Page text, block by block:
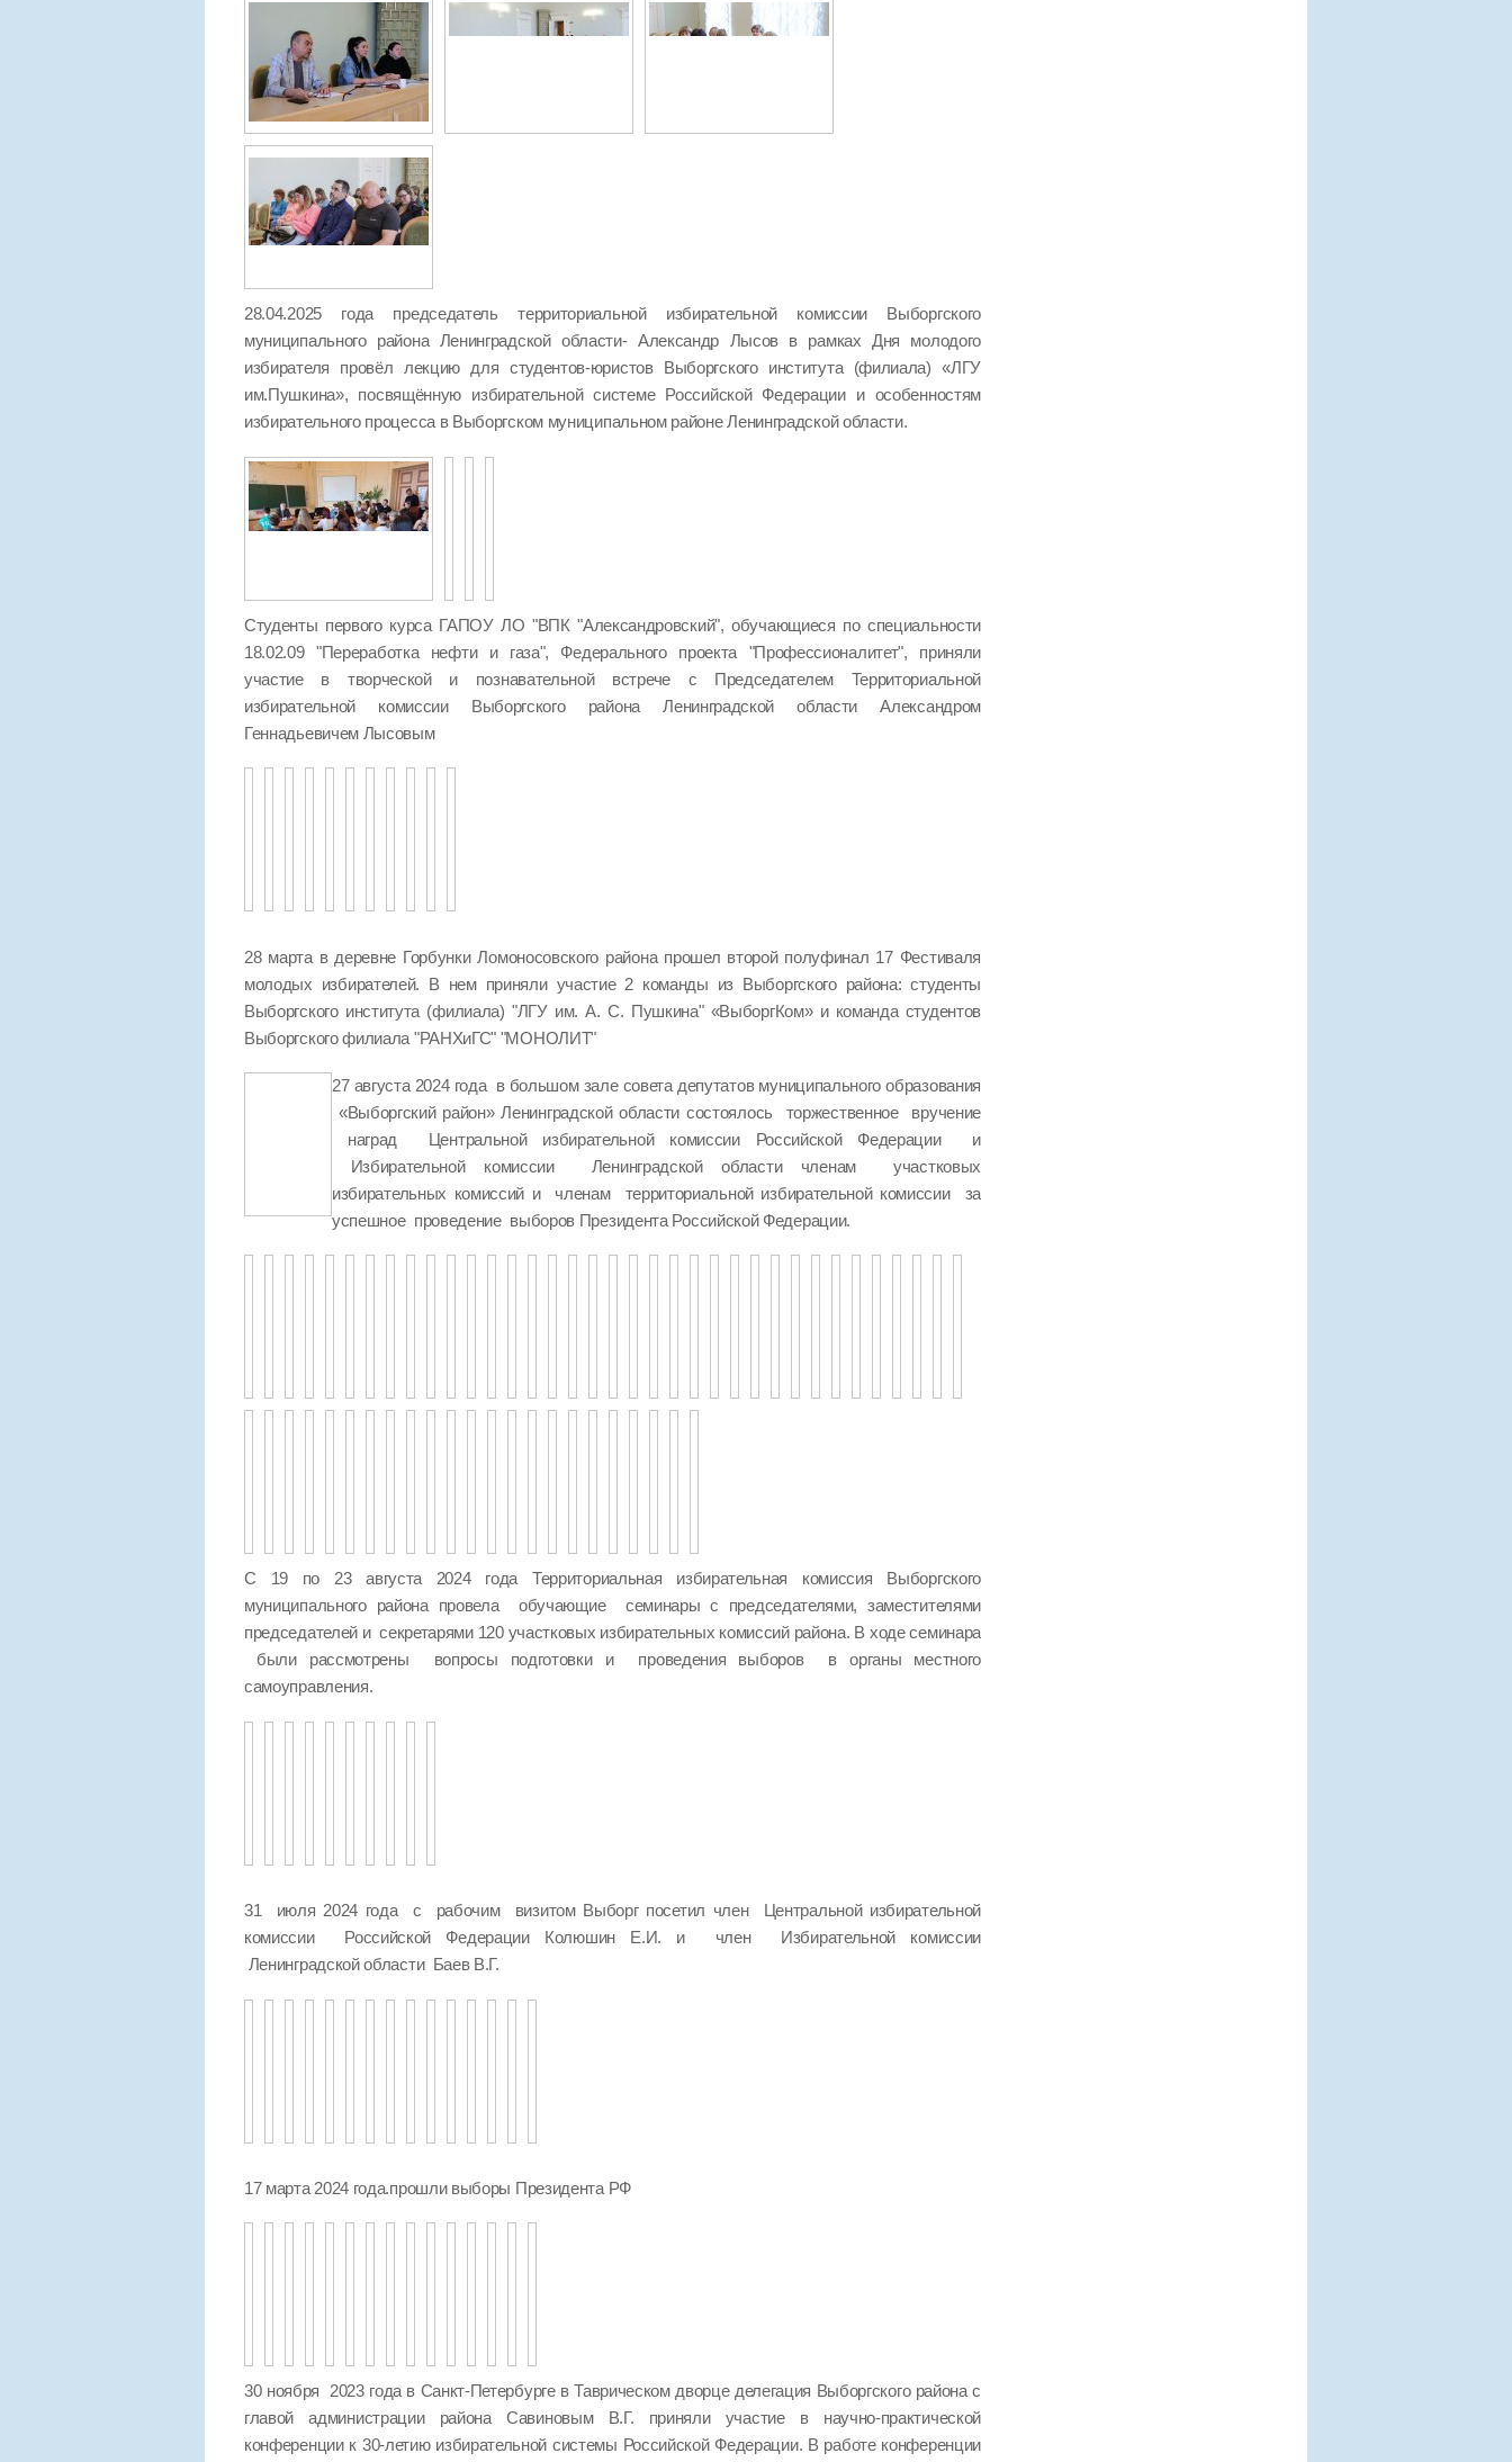
28.04.2025 года председатель территориальной избирательной комиссии Выборгского
муниципального района Ленинградской области- Александр Лысов в рамках Дня молодого
избирателя провёл лекцию для студентов-юристов Выборгского института (филиала) «ЛГУ
им.Пушкина», посвящённую избирательной системе Российской Федерации и особенностям
избирательного процесса в Выборгском муниципальном районе Ленинградской области.
Студенты первого курса ГАПОУ ЛО "ВПК "Александровский", обучающиеся по специальности
18.02.09 "Переработка нефти и газа", Федерального проекта "Профессионалитет", приняли
участие в творческой и познавательной встрече с Председателем Территориальной
избирательной комиссии Выборгского района Ленинградской области Александром
Геннадьевичем Лысовым
28 марта в деревне Горбунки Ломоносовского района прошел второй полуфинал 17 Фестиваля
молодых избирателей. В нем приняли участие 2 команды из Выборгского района: студенты
Выборгского института (филиала) "ЛГУ им. А. С. Пушкина" «ВыборгКом» и команда студентов
Выборгского филиала "РАНХиГС" "МОНОЛИТ"
27 августа 2024 года в большом зале совета депутатов муниципального образования
«Выборгский район» Ленинградской области состоялось торжественное вручение
наград Центральной избирательной комиссии Российской Федерации и
Избирательной комиссии Ленинградской области членам участковых
избирательных комиссий и членам территориальной избирательной комиссии за
успешное проведение выборов Президента Российской Федерации.
С 19 по 23 августа 2024 года Территориальная избирательная комиссия Выборгского
муниципального района провела обучающие семинары с председателями, заместителями
председателей и секретарями 120 участковых избирательных комиссий района. В ходе семинара
были рассмотрены вопросы подготовки и проведения выборов в органы местного
самоуправления.
31 июля 2024 года с рабочим визитом Выборг посетил член Центральной избирательной
комиссии Российской Федерации Колюшин Е.И. и член Избирательной комиссии
Ленинградской области Баев В.Г.
17 марта 2024 года.прошли выборы Президента РФ
30 ноября 2023 года в Санкт-Петербурге в Таврическом дворце делегация Выборгского района с
главой администрации района Савиновым В.Г. приняли участие в научно-практической
конференции к 30-летию избирательной системы Российской Федерации. В работе конференции